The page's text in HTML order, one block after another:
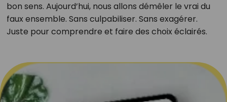
bon sens. Aujourd’hui, nous allons démêler le vrai du
faux ensemble. Sans culpabiliser. Sans exagérer.
Juste pour comprendre et faire des choix éclairés.